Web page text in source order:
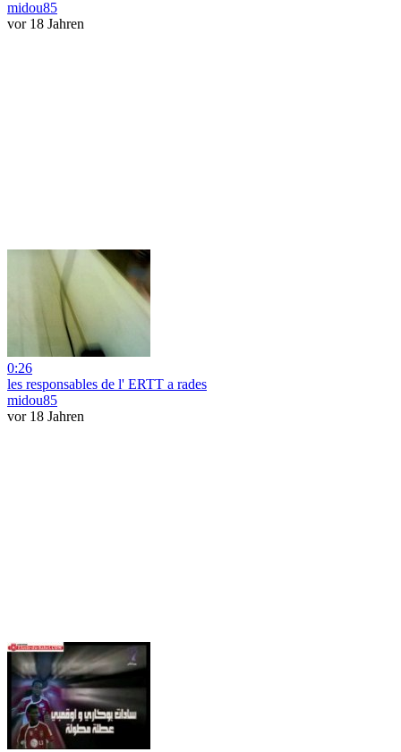
midou85
vor 18 Jahren
0:26
les responsables de l' ERTT a rades
midou85
vor 18 Jahren